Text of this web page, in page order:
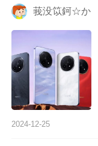
莪没笖鈳☆か
2024-12-25